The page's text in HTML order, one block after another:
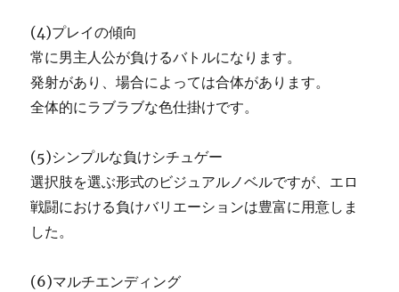
(4)プレイの傾向
常に男主人公が負けるバトルになります。
発射があり、場合によっては合体があります。
全体的にラブラブな色仕掛けです。
(5)シンプルな負けシチュゲー
選択肢を選ぶ形式のビジュアルノベルですが、エロ
戦闘における負けバリエーションは豊富に用意しま
した。
(6)マルチエンディング